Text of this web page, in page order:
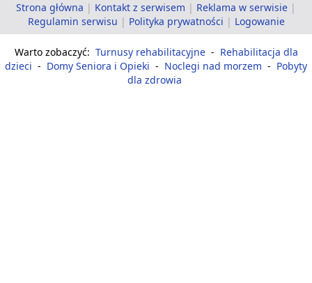
Strona główna | Kontakt z serwisem | Reklama w serwisie |
Regulamin serwisu | Polityka prywatności | Logowanie
Warto zobaczyć: Turnusy rehabilitacyjne - Rehabilitacja dla
dzieci - Domy Seniora i Opieki - Noclegi nad morzem - Pobyty
dla zdrowia